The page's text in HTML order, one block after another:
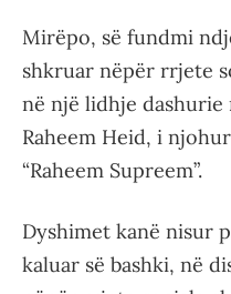
Mirëpo, së fundmi
shkruar nëpër rrjete
në një lidhje
Raheem Heid, i
“Raheem Supreem”.
Dyshimet kanë nisur
kaluar së bashki, në